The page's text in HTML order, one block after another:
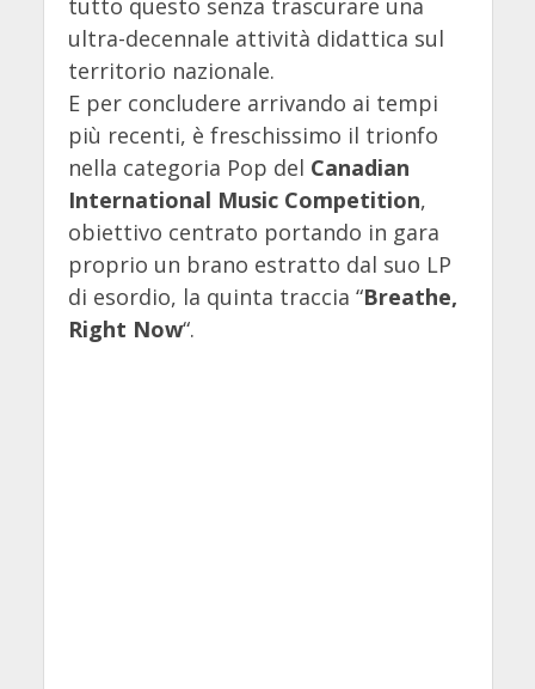
tutto questo senza trascurare una
ultra-decennale attività didattica sul
territorio nazionale.
E per concludere arrivando ai tempi
più recenti, è freschissimo il trionfo
nella categoria Pop del Canadian
International Music Competition,
obiettivo centrato portando in gara
proprio un brano estratto dal suo LP
di esordio, la quinta traccia “Breathe,
Right Now“.